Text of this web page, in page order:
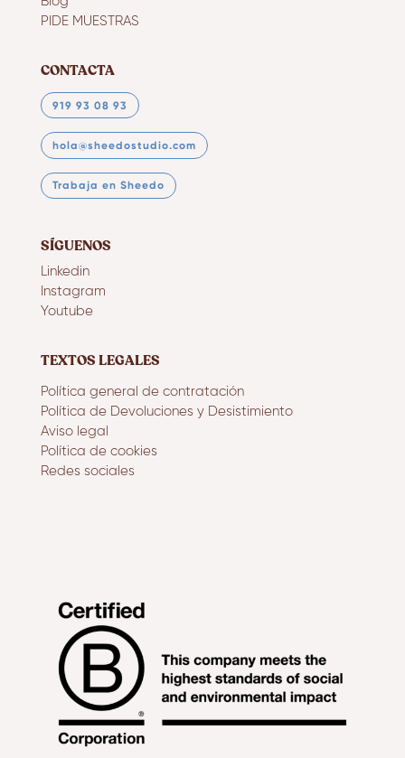
PIDE MUESTRAS
CONTACTA
919 93 08 93
hola@sheedostudio.com
Trabaja en Sheedo
SÍGUENOS
Linkedin
Instagram
Youtube
TEXTOS LEGALES
Política general de contratación
Política de Devoluciones y Desistimiento
Aviso legal
Política de cookies
Redes sociales